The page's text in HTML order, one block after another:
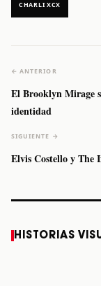
CHARLI XCX
← ANTERIOR
El Brooklyn Mirage
identidad
SIGUIENTE →
Elvis Costello y The
HISTORIAS
Caifanes regresa
a Monterrey el